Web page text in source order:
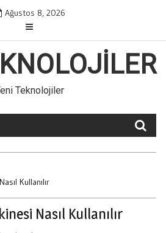
Ağustos 8, 2026
Teknolojiler
Kullanılır
Nasıl Kullanılır